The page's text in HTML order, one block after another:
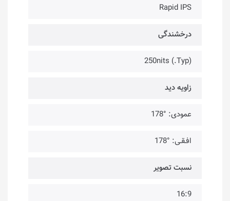
Rapid IPS
درخشندگی
(Typ.) 250nits
زاویه دید
عمودی: °178
افـقـی: °178
نسبت تصویر
16:9